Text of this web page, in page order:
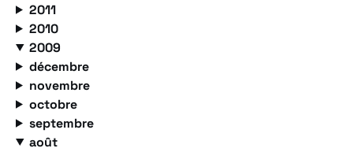
2011
2010
2009
décembre
novembre
octobre
septembre
août